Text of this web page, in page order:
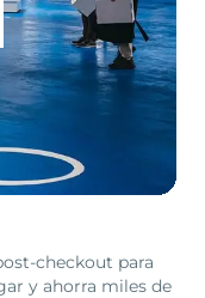
checkout para
y ahorra miles de